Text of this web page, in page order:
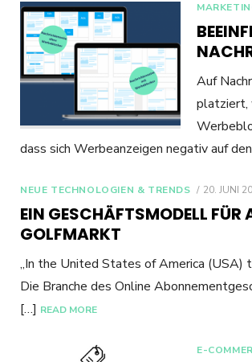
Auf
platziert,
dass sich Werbeanzeigen negativ auf
NEUE TECHNOLOGIEN & TRENDS
POSTED
20. JUNI
EIN GESCHÄFTSMODELL
GOLFMARKT
„In the United States of America (USA)
Die Branche des Online
[…] READ MORE
E-